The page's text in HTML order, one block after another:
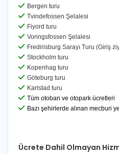
Bergen turu
Tvindefossen Şelalesi
Fiyord turu
Voringsfossen Şelalesi
Fredirisburg Sarayı Turu (Giriş
Stockholm turu
Kopenhag turu
Göteburg turu
Karlstad turu
Tüm otoban ve otopark ücretleri
Bazı şehirlerde alınan mecburi
Ücrete Dahil Olmayan